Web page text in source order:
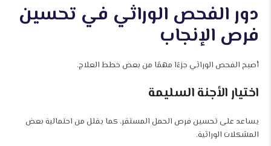
دور الفحص الوراثي في تحسين
فرص الإنجاب
أصبح الفحص الوراثي جزءًا مهمًا من بعض خطط العلاج.
اختيار الأجنة السليمة
يساعد على تحسين فرص الحمل المستقر، كما يقلل من احتمالية بعض
المشكلات الوراثية.